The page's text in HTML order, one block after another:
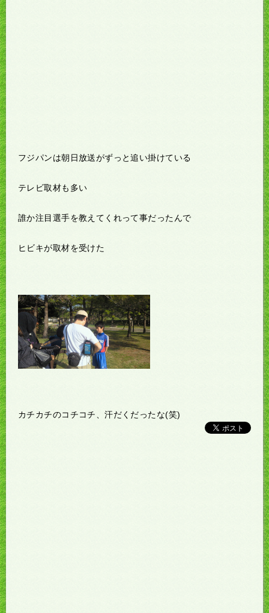
フジパンは朝日放送がずっと追い掛けている
テレビ取材も多い
誰か注目選手を教えてくれって事だったんで
ヒビキが取材を受けた
カチカチのコチコチ、汗だくだったな(笑)